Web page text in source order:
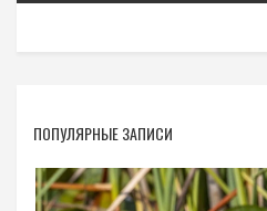
ПОПУЛЯРНЫЕ ЗАПИСИ